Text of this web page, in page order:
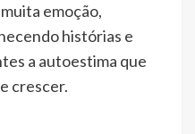
emoção,
histórias e
a autoestima que
crescer.